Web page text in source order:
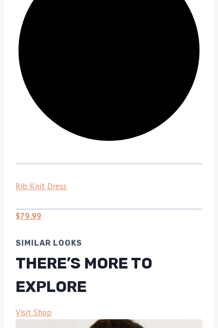
Rib Knit Dress
$79.99
SIMILAR LOOKS
THERE’S MORE TO
EXPLORE
Visit Shop